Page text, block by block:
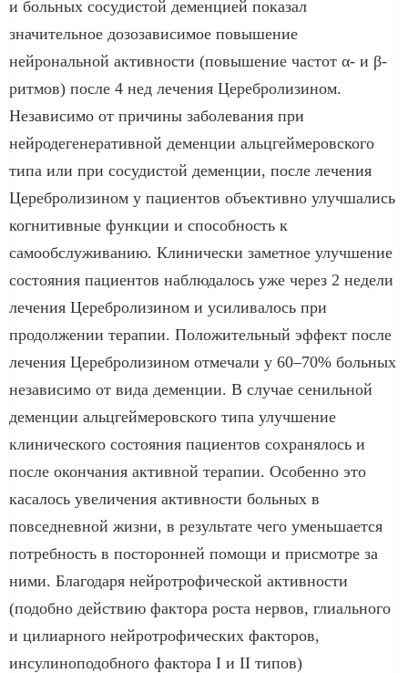
и больных сосудистой деменцией показал
значительное дозозависимое повышение
нейрональной активности (повышение частот α- и β-
ритмов) после 4 нед лечения Церебролизином.
Независимо от причины заболевания при
нейродегенеративной деменции альцгеймеровского
типа или при сосудистой деменции, после лечения
Церебролизином у пациентов объективно улучшались
когнитивные функции и способность к
самообслуживанию. Клинически заметное улучшение
состояния пациентов наблюдалось уже через 2 недели
лечения Церебролизином и усиливалось при
продолжении терапии. Положительный эффект после
лечения Церебролизином отмечали у 60–70% больных
независимо от вида деменции. В случае сенильной
деменции альцгеймеровского типа улучшение
клинического состояния пациентов сохранялось и
после окончания активной терапии. Особенно это
касалось увеличения активности больных в
повседневной жизни, в результате чего уменьшается
потребность в посторонней помощи и присмотре за
ними. Благодаря нейротрофической активности
(подобно действию фактора роста нервов, глиального
и цилиарного нейротрофических факторов,
инсулиноподобного фактора I и II типов)